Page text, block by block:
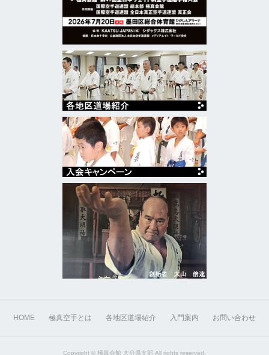
HOME 極真空手とは 各地区道場紹介 入門案内 お問い合わせ
Copyright © 極真会館 大分県支部 All rights reserved.